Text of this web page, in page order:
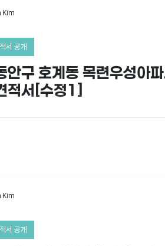
안구 호계동 목련우성
적서[수정1]
서 공개
Kim
서 공개
Kim